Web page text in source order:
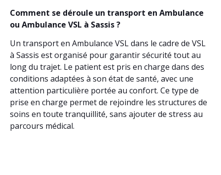
Comment se déroule un transport en Ambulance
ou Ambulance VSL à Sassis ?
Un transport en Ambulance VSL dans le cadre de VSL
à Sassis est organisé pour garantir sécurité tout au
long du trajet. Le patient est pris en charge dans des
conditions adaptées à son état de santé, avec une
attention particulière portée au confort. Ce type de
prise en charge permet de rejoindre les structures de
soins en toute tranquillité, sans ajouter de stress au
parcours médical.